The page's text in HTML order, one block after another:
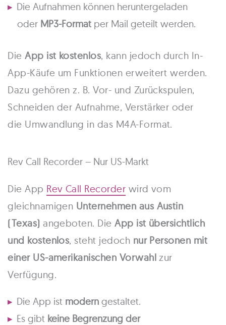
Die Aufnahmen können heruntergeladen
oder MP3-Format per Mail geteilt werden.
DieApp ist kostenlos, kann jedoch durch In-
App-Käufe um Funktionen erweitert werden.
Dazu gehören z. B. Vor- und Zurückspulen,
Schneiden der Aufnahme, Verstärker oder
die Umwandlung in das M4A-Format.
Rev Call Recorder – Nur US-Markt
Die App Rev Call Recorder wird vom
gleichnamigen Unternehmen aus Austin
(Texas) angeboten. DieApp ist übersichtlich
und kostenlos, steht jedoch nur Personen mit
einer US-amerikanischen Vorwahlzur
Verfügung.
Die App ist modern gestaltet.
Es gibt keine Begrenzung der